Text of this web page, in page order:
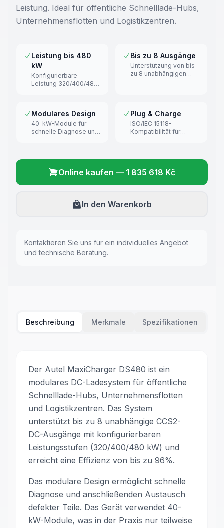
Leistung. Ideal für öffentliche Schnelllade-Hubs,
Unternehmensflotten und Logistikzentren.
Leistung bis 480
kW
Konfigurierbare
Leistung 320/400/480
Bis zu 8 Ausgänge
Unterstützung von bis
zu 8 unabhängigen
Modulares Design
40-kW-Module für
schnelle Diagnose und
Plug & Charge
ISO/IEC 15118-
Kompatibilität für
Online kaufen — 1 835 618 Kč
In den Warenkorb
Kontaktieren Sie uns für ein individuelles Angebot
und technische Beratung.
Beschreibung Merkmale Spezifikationen
Der Autel MaxiCharger DS480 ist ein
modulares DC-Ladesystem für öffentliche
Schnelllade-Hubs, Unternehmensflotten
und Logistikzentren. Das System
unterstützt bis zu 8 unabhängige CCS2-
DC-Ausgänge mit konfigurierbaren
Leistungsstufen (320/400/480 kW) und
erreicht eine Effizienz von bis zu 96%.
Das modulare Design ermöglicht schnelle
Diagnose und anschließenden Austausch
defekter Teile. Das Gerät verwendet 40-
kW-Module, was in der Praxis nur teilweise